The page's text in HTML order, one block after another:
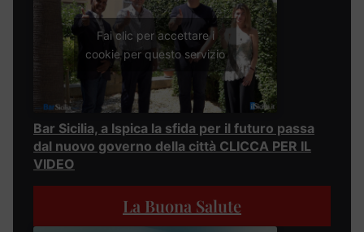
Fai clic per accettare i
cookie per questo servizio
Bar Sicilia, a Ispica la sfida per il futuro passa
dal nuovo governo della città CLICCA PER IL
VIDEO
La Buona Salute